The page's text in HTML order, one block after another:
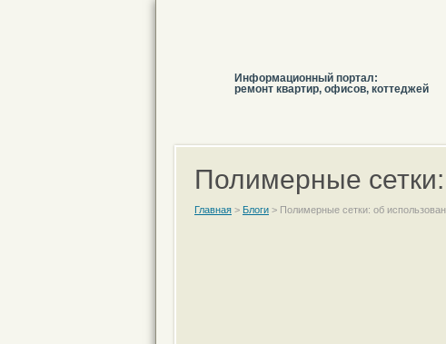
Информационный портал:
ремонт квартир, офисов, коттеджей
Полимерные
Главная > Блоги > Полимерные сетки: об